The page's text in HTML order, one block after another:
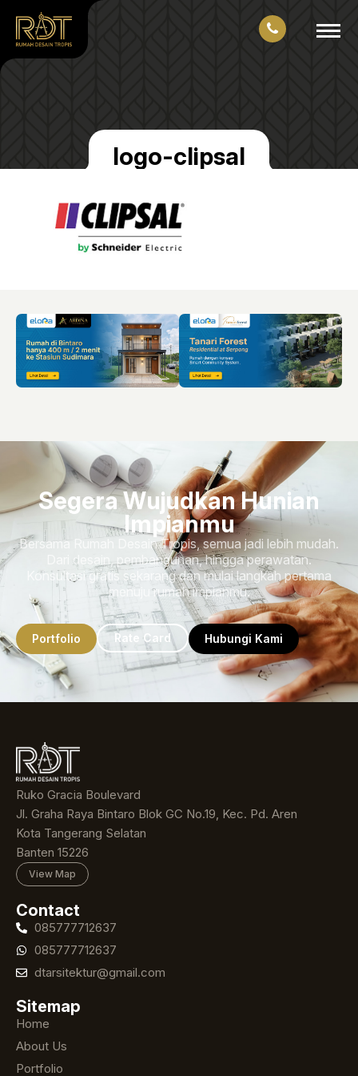
logo-clipsal
Segera Wujudkan Hunian
Impianmu
Bersama Rumah Desain Tropis, semua jadi lebih mudah.
Dari desain, pembangunan, hingga perawatan.
Konsultasi gratis sekarang dan mulai langkah pertama
menuju rumah impianmu.
Portfolio Rate Card Hubungi Kami
Ruko Gracia Boulevard
Jl. Graha Raya Bintaro Blok GC No.19, Kec. Pd. Aren
Kota Tangerang Selatan
Banten 15226
View Map
Contact
085777712637
085777712637
dtarsitektur@gmail.com
Sitemap
Home
About Us
Portfolio